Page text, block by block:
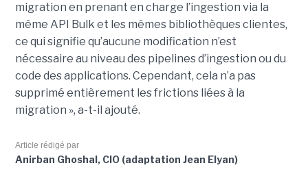
migration en prenant en charge l’ingestion via la
même API Bulk et les mêmes bibliothèques clientes,
ce qui signifie qu’aucune modification n’est
nécessaire au niveau des pipelines d’ingestion ou du
code des applications. Cependant, cela n’a pas
supprimé entièrement les frictions liées à la
migration », a-t-il ajouté.
Article rédigé par
Anirban Ghoshal, CIO (adaptation Jean Elyan)